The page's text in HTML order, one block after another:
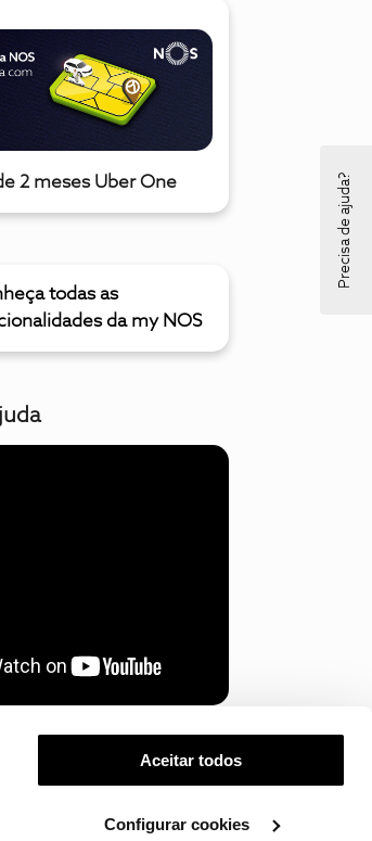
Aceitar todos
Configurar cookies
2 meses Uber One
todas as
da my NOS
Precisa de ajuda?